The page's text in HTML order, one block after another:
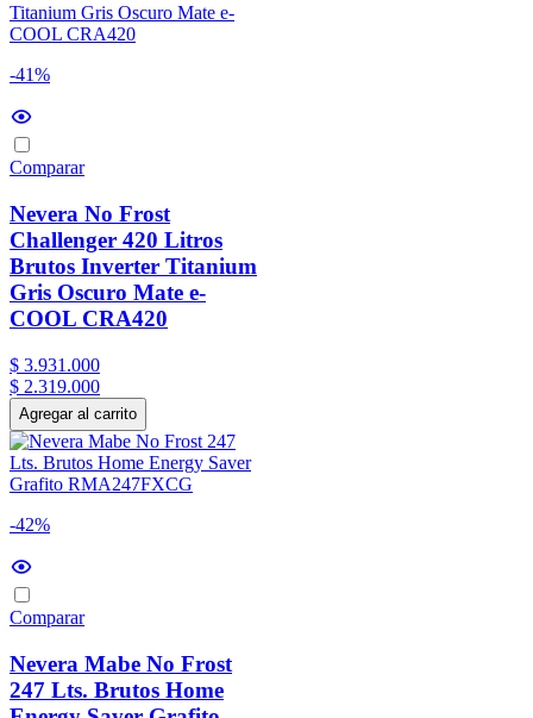
-41%
Comparar
Nevera No Frost
Challenger 420 Litros
Brutos Inverter Titanium
Gris Oscuro Mate e-
COOL CRA420
$ 3.931 .000
$ 2.319.000
Agregar al carrito
-42%
Comparar
Nevera Mabe No Frost
247 Lts. Brutos Home